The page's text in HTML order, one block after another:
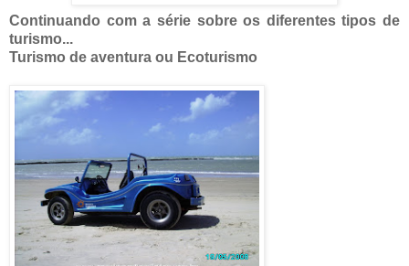
Continuando com a série sobre os diferentes tipos de
turismo...
Turismo de aventura ou Ecoturismo